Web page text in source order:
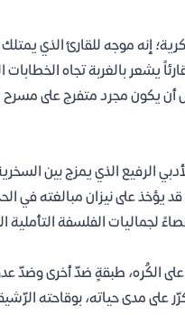
إنه موجه للقارئ الذي
يشعر بالغربة تجاه
أن يكون مجرد متفرج على
الرفيع الذي يمزج بين
يؤخذ على نيزان مبالغته في
لجماليات الفلسفة التأملية
الكُره، طبقةٍ ضدّ أخرى وضدّ
مدى حياته، بوقاحته